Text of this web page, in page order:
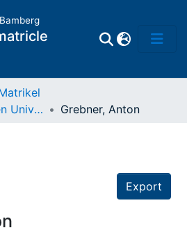
Matrikel der älteren Universität
Grebner, Anton
Export